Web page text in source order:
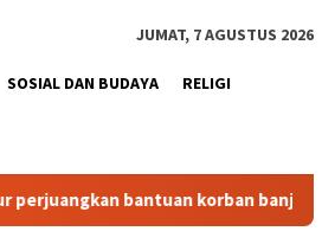
JUMAT, 7 AGUSTUS 2026
SOSIAL DAN BUDAYA RELIGI
korban banjir Rp578,48 miliar